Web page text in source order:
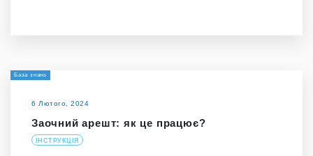
База знань
6 Лютого, 2024
Заочний арешт: як це працює?
ІНСТРУКЦІЯ